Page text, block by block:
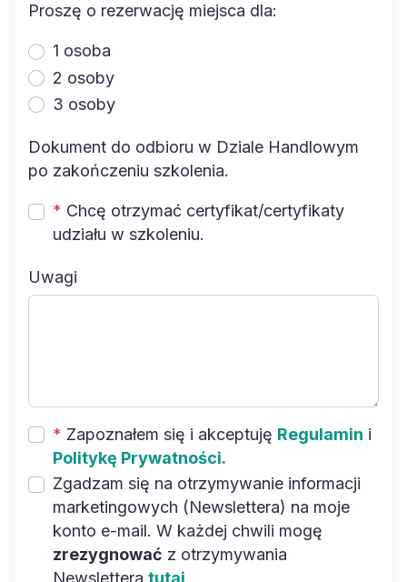
Proszę o rezerwację miejsca dla:
1 osoba
2 osoby
3 osoby
Dokument do odbioru w Dziale Handlowym
po zakończeniu szkolenia.
* Chcę otrzymać certyfikat/certyfikaty
udziału w szkoleniu.
Uwagi
* Zapoznałem się i akceptuję Regulamin i
Politykę Prywatności.
Zgadzam się na otrzymywanie informacji
marketingowych (Newslettera) na moje
konto e-mail. W każdej chwili mogę
zrezygnować z otrzymywania
Newslettera tutaj